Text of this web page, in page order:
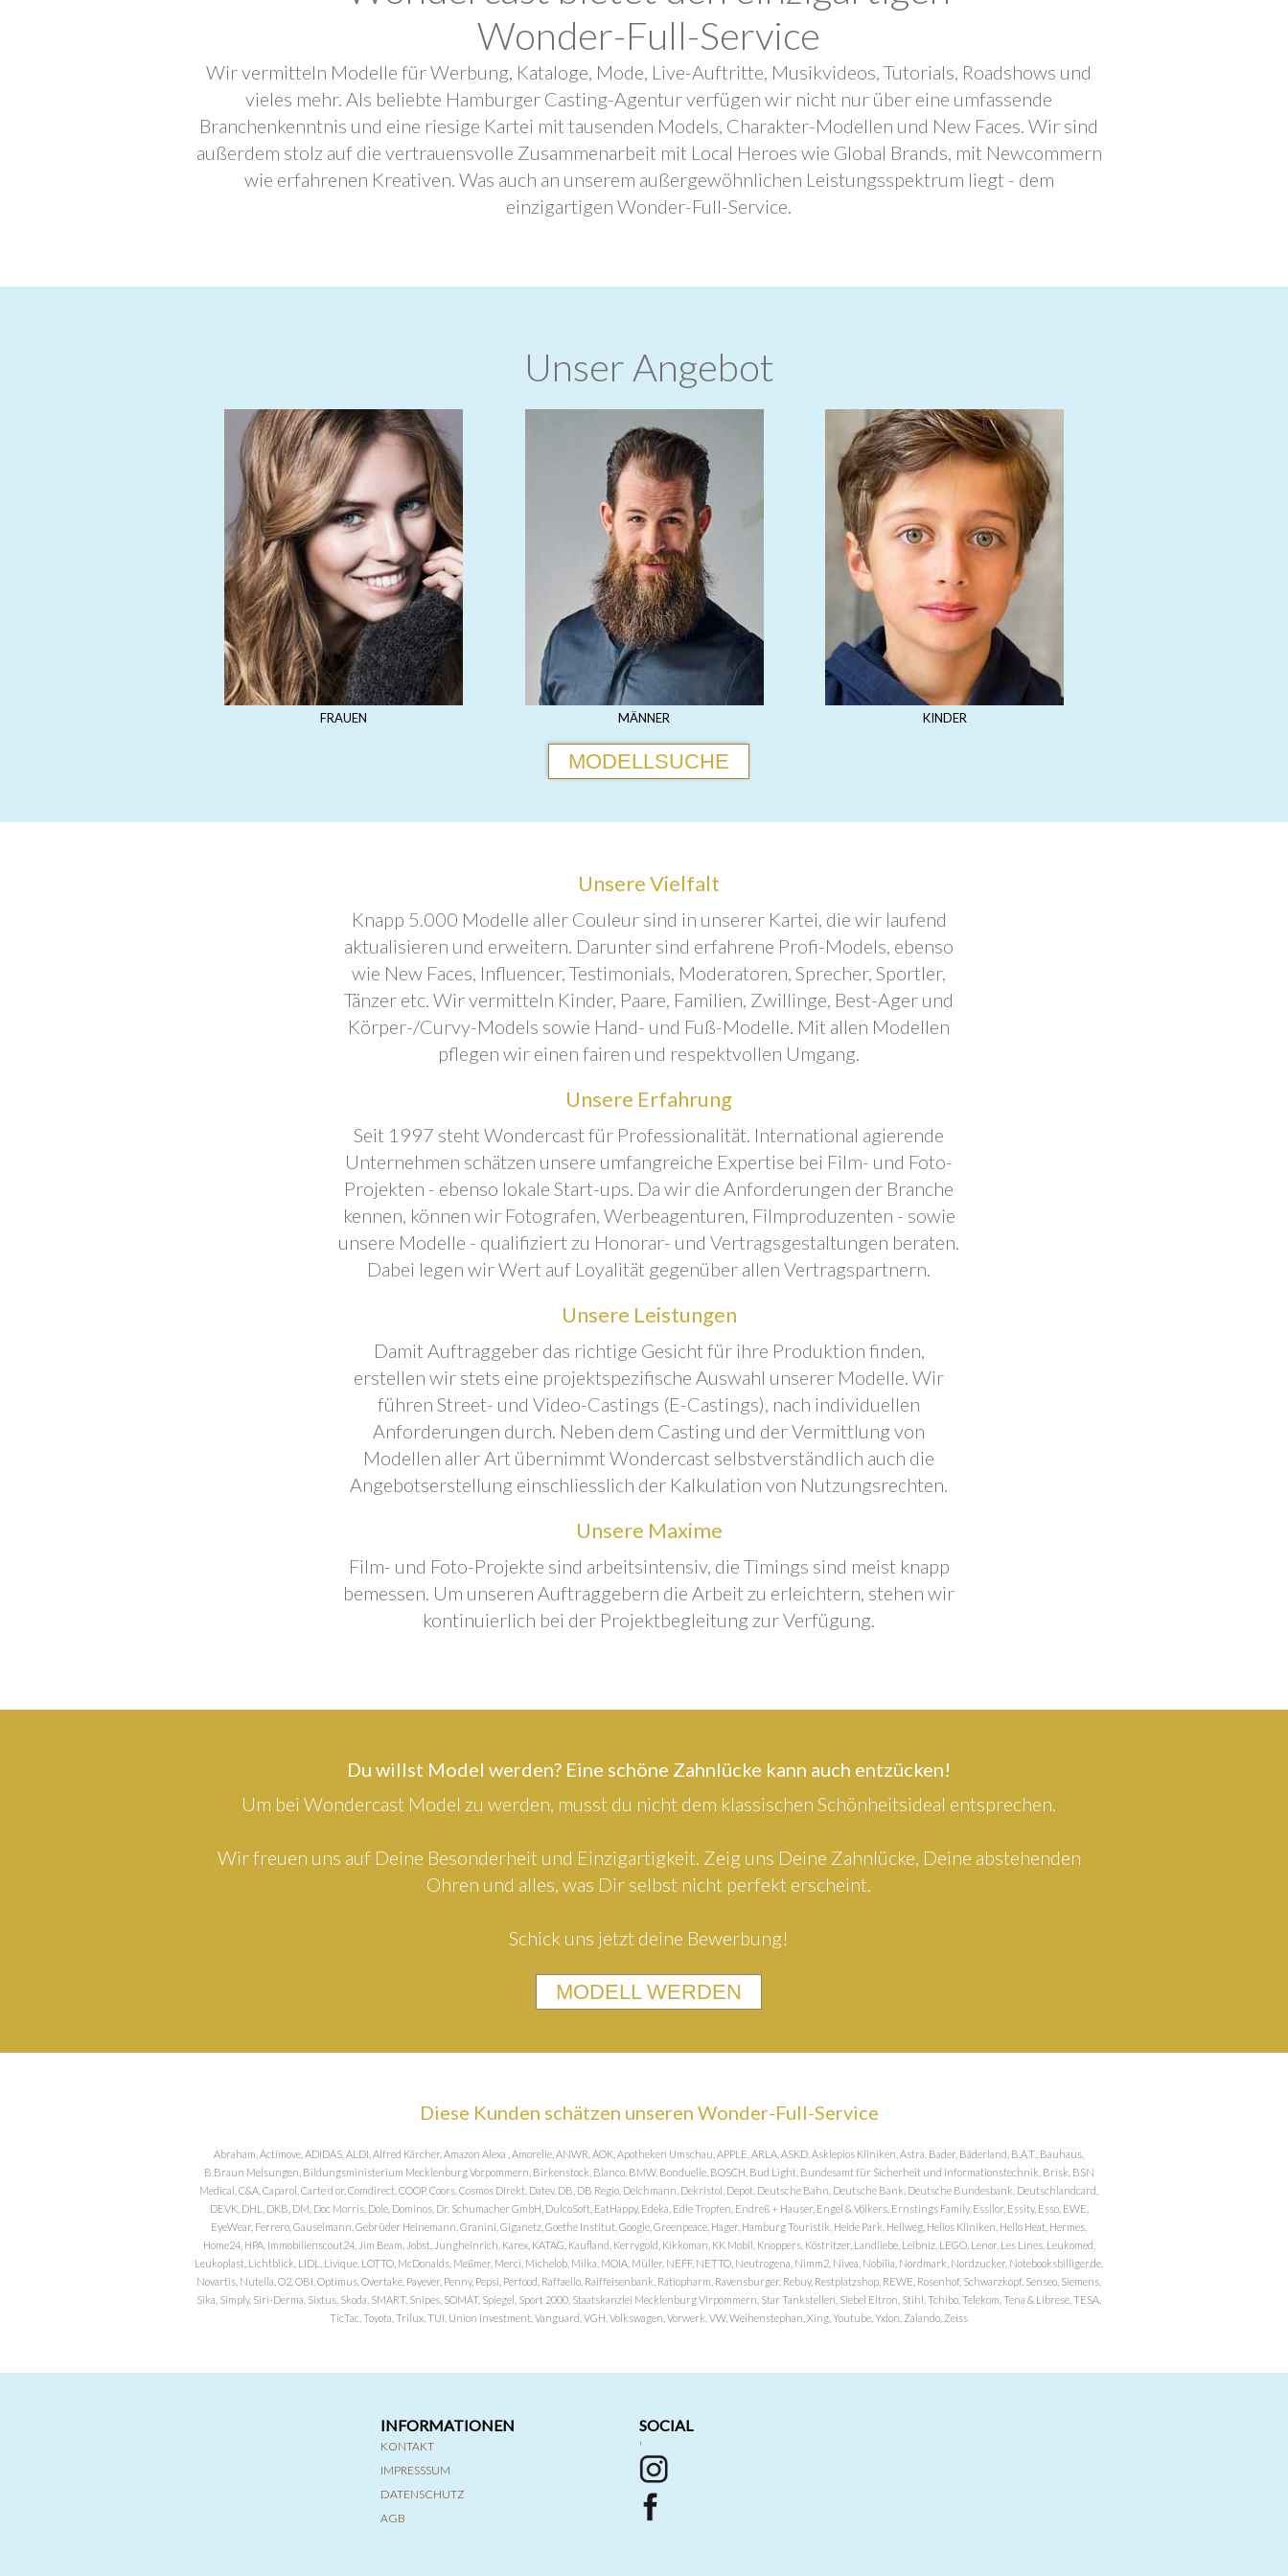
Wonder-Full-Service
Wir vermitteln Modelle für Werbung, Kataloge, Mode, Live-Auftritte, Musikvideos, Tutorials, Roadshows und
vieles mehr. Als beliebte Hamburger Casting-Agentur verfügen wir nicht nur über eine umfassende
Branchenkenntnis und eine riesige Kartei mit tausenden Models, Charakter-Modellen und New Faces. Wir sind
außerdem stolz auf die vertrauensvolle Zusammenarbeit mit Local Heroes wie Global Brands, mit Newcommern
wie erfahrenen Kreativen. Was auch an unserem außergewöhnlichen Leistungsspektrum liegt - dem
einzigartigen Wonder-Full-Service.
Unser Angebot
FRAUEN MÄNNER KINDER
MODELLSUCHE
Unsere Vielfalt
Knapp 5.000 Modelle aller Couleur sind in unserer Kartei, die wir laufend
aktualisieren und erweitern. Darunter sind erfahrene Profi-Models, ebenso
wie New Faces, Influencer, Testimonials, Moderatoren, Sprecher, Sportler,
Tänzer etc. Wir vermitteln Kinder, Paare, Familien, Zwillinge, Best-Ager und
Körper-/Curvy-Models sowie Hand- und Fuß-Modelle. Mit allen Modellen
pflegen wir einen fairen und respektvollen Umgang.
Unsere Erfahrung
Seit 1997 steht Wondercast für Professionalität. International agierende
Unternehmen schätzen unsere umfangreiche Expertise bei Film- und Foto-
Projekten - ebenso lokale Start-ups. Da wir die Anforderungen der Branche
kennen, können wir Fotografen, Werbeagenturen, Filmproduzenten - sowie
unsere Modelle - qualifiziert zu Honorar- und Vertragsgestaltungen beraten.
Dabei legen wir Wert auf Loyalität gegenüber allen Vertragspartnern.
Unsere Leistungen
Damit Auftraggeber das richtige Gesicht für ihre Produktion finden,
erstellen wir stets eine projektspezifische Auswahl unserer Modelle. Wir
führen Street- und Video-Castings (E-Castings), nach individuellen
Anforderungen durch. Neben dem Casting und der Vermittlung von
Modellen aller Art übernimmt Wondercast selbstverständlich auch die
Angebotserstellung einschliesslich der Kalkulation von Nutzungsrechten.
Unsere Maxime
Film- und Foto-Projekte sind arbeitsintensiv, die Timings sind meist knapp
bemessen. Um unseren Auftraggebern die Arbeit zu erleichtern, stehen wir
kontinuierlich bei der Projektbegleitung zur Verfügung.
Du willst Model werden? Eine schöne Zahnlücke kann auch entzücken!
Um bei Wondercast Model zu werden, musst du nicht dem klassischen Schönheitsideal entsprechen.
Wir freuen uns auf Deine Besonderheit und Einzigartigkeit. Zeig uns Deine Zahnlücke, Deine abstehenden
Ohren und alles, was Dir selbst nicht perfekt erscheint.
Schick uns jetzt deine Bewerbung!
MODELL WERDEN
Diese Kunden schätzen unseren Wonder-Full-Service
Abraham, Actimove, ADIDAS, ALDI, Alfred Kärcher, Amazon Alexa , Amorelie, ANWR, AOK, Apotheken Umschau, APPLE, ARLA, ASKD, Asklepios Kliniken, Astra, Bader, Bäderland, B.A.T., Bauhaus,
B.Braun Melsungen, Bildungsministerium Mecklenburg Vorpommern, Birkenstock, Blanco, BMW, Bonduelle, BOSCH, Bud Light, Bundesamt für Sicherheit und Informationstechnik, Brisk, BSN
Medical, C&A, Caparol, Carte d or, Comdirect, COOP, Coors, Cosmos DIrekt, Datev, DB, DB Regio, Deichmann, Dekristol, Depot, Deutsche Bahn, Deutsche Bank, Deutsche Bundesbank, Deutschlandcard,
DEVK, DHL, DKB, DM, Doc Morris, Dole, Dominos, Dr. Schumacher GmbH, DulcoSoft, EatHappy, Edeka, Edle Tropfen, Endreß + Hauser, Engel & Völkers, Ernstings Family, Essilor, Essity, Esso, EWE,
EyeWear, Ferrero, Gauselmann, Gebrüder Heinemann, Granini, Giganetz, Goethe Institut, Google, Greenpeace, Hager, Hamburg Touristik, Heide Park, Hellweg, Helios Kliniken, Hello Heat, Hermes,
Home24, HPA, Immobilienscout24, Jim Beam, Jobst, Jungheinrich, Karex, KATAG, Kaufland, Kerrygold, Kikkoman, KK Mobil, Knoppers, Köstritzer, Landliebe, Leibniz, LEGO, Lenor, Les Lines, Leukomed,
Leukoplast, Lichtblick, LIDL, Livique, LOTTO, McDonalds, Meßmer, Merci, Michelob, Milka, MOIA, Müller, NEFF, NETTO, Neutrogena, Nimm2, Nivea, Nobilia, Nordmark, Nordzucker, Notebooksbilliger.de,
Novartis, Nutella, O2, OBI, Optimus, Overtake, Payever, Penny, Pepsi, Perfood, Raffaello, Raiffeisenbank, Ratiopharm, Ravensburger, Rebuy, Restplatzshop, REWE, Rosenhof, Schwarzkopf, Senseo, Siemens,
Sika, Simply, Siri-Derma, Sixtus, Skoda, SMART, Snipes, SOMAT, Spiegel, Sport 2000, Staatskanzlei Mecklenburg Virpommern, Star Tankstellen, Siebel Eltron, Stihl, Tchibo, Telekom, Tena & Librese, TESA,
TicTac, Toyota, Trilux, TUI, Union Investment, Vanguard, VGH, Volkswagen, Vorwerk, VW, Weihenstephan, Xing, Youtube, Yxlon, Zalando, Zeiss
INFORMATIONEN
KONTAKT
IMPRESSSUM
DATENSCHUTZ
AGB
SOCIAL
'